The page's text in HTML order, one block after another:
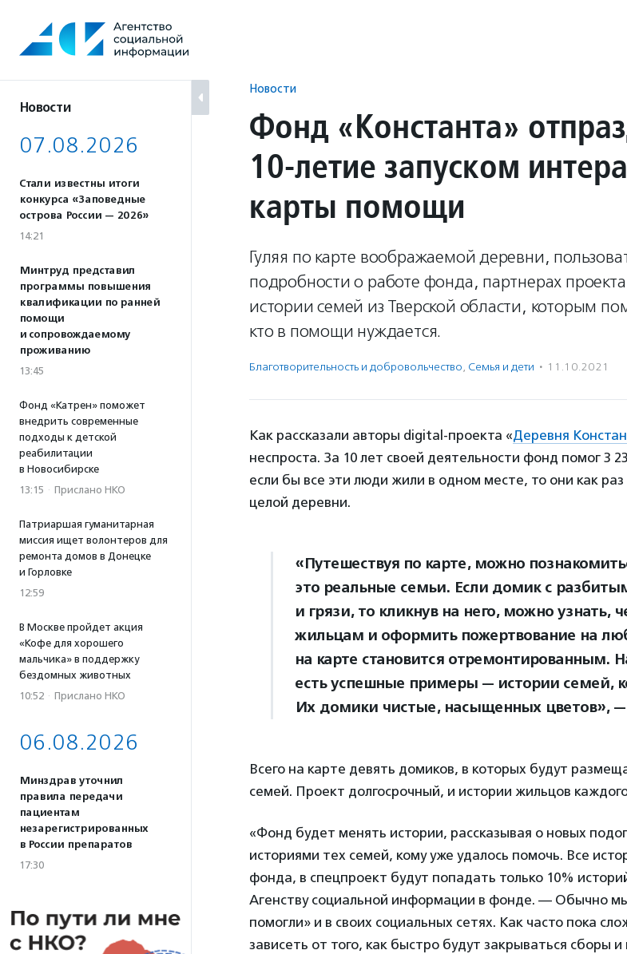
содержанию
Новости
07.08.2026
Стали известны итоги
конкурса «Заповедные
острова России — 2026»
14:21
Минтруд представил
программы повышения
квалификации по ранней
помощи
и сопровождаемому
проживанию
13:45
Фонд «Катрен» поможет
внедрить современные
подходы к детской
реабилитации
в Новосибирске
13:15 · Прислано НКО
Патриаршая гуманитарная
миссия ищет волонтеров для
ремонта домов в Донецке
и Горловке
12:59
В Москве пройдет акция
«Кофе для хорошего
мальчика» в поддержку
бездомных животных
10:52 · Прислано НКО
06.08.2026
Минздрав уточнил
правила передачи
пациентам
незарегистрированных
в России препаратов
17:30
Новости
Фонд «Константа»
10-летие запуском
карты помощи
Гуляя по карте воображаемой деревни,
подробности о работе фонда, партнерах
истории семей из Тверской области, которым
кто в помощи нуждается.
Благотвори­тель­ность и доброволь­чест­во, Семья и дети · 11.10.2021
Как рассказали авторы digital-проекта «Деревня
неспроста. За 10 лет своей деятельности фонд помог 3
если бы все эти люди жили в одном месте, то они как
целой деревни.
«Путешествуя по карте, можно
это реальные семьи. Если домик с
и грязи, то кликнув на него, можно узнать,
жильцам и оформить пожертвование на
на карте становится отремонтированным.
есть успешные примеры — истории семей,
Их домики чистые, насыщенных цветов»,
Всего на карте девять домиков, в которых будут
семей. Проект долгосрочный, и истории жильцов
«Фонд будет менять истории, рассказывая о новых
историями тех семей, кому уже удалось помочь. Все
фонда, в спецпроект будут попадать только 10%
Агенству социальной информации в фонде. — Обычно
помогли» и в своих социальных сетях. Как часто пока
зависеть от того, как быстро будут закрываться сборы